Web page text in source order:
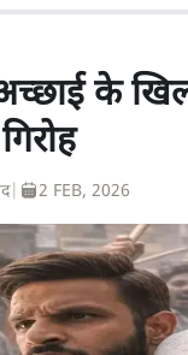
के
| 2 FEB, 2026